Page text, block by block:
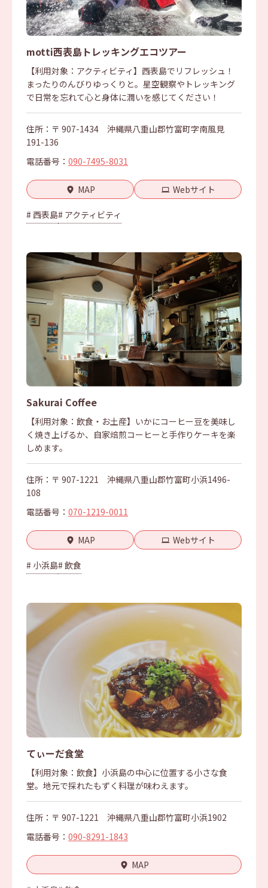
motti西表島トレッキングエコツアー
【利用対象：アクティビティ】西表島でリフレッシュ！
まったりのんびりゆっくりと。星空観察やトレッキング
で日常を忘れて心と身体に潤いを感じてください！
住所：〒 907-1434 沖縄県八重山郡竹富町字南風見
191-136
電話番号： 090-7495-8031
MAP Webサイト
# 西表島# アクティビティ
Sakurai Coffee
【利用対象：飲食・お土産】いかにコーヒー豆を美味し
く焼き上げるか、自家焙煎コーヒーと手作りケーキを楽
しめます。
住所：〒 907-1221 沖縄県八重山郡竹富町小浜1496-
108
電話番号： 070-1219-0011
MAP Webサイト
# 小浜島# 飲食
てぃーだ食堂
【利用対象：飲食】小浜島の中心に位置する小さな食
堂。地元で採れたもずく料理が味わえます。
住所：〒 907-1221 沖縄県八重山郡竹富町小浜1902
電話番号： 090-8291-1843
MAP